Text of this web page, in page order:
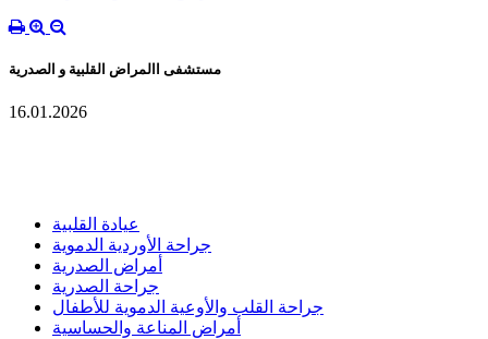
مستشفى االمراض القلبية و الصدرية
16.01.2026
عيادة القلبية
جراحة الأوردية الدموية
أمراض الصدرية
جراحة الصدرية
جراحة القلب والأوعية الدموية للأطفال
أمراض المناعة والحساسية